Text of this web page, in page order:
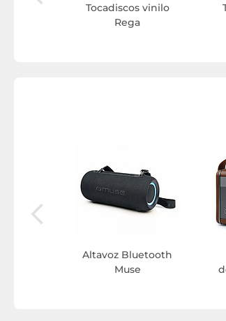
Tocadiscos vinilo
Rega
Altavoz Bluetooth
Muse